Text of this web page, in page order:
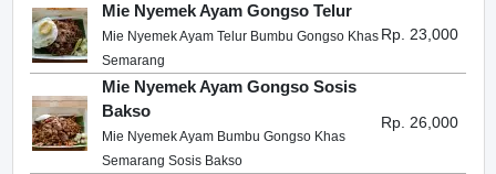
Mie Nyemek Ayam Gongso Telur
Mie Nyemek Ayam Telur Bumbu Gongso Khas
Semarang
Rp. 23,000
Mie Nyemek Ayam Gongso Sosis
Bakso
Mie Nyemek Ayam Bumbu Gongso Khas
Semarang Sosis Bakso
Rp. 26,000